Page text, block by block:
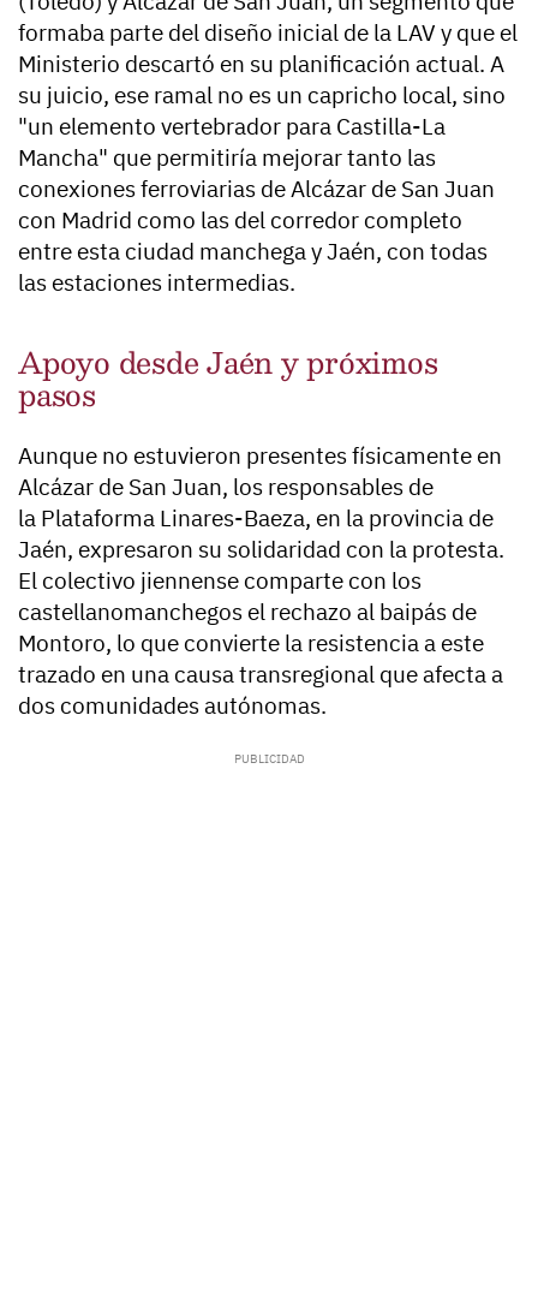
formaba parte del diseño inicial de la LAV y que el
Ministerio descartó en su planificación actual. A
su juicio, ese ramal no es un capricho local, sino
"un elemento vertebrador para Castilla-La
Mancha" que permitiría mejorar tanto las
conexiones ferroviarias de Alcázar de San Juan
con Madrid como las del corredor completo
entre esta ciudad manchega y Jaén, con todas
las estaciones intermedias.
Apoyo desde Jaén y próximos
pasos
Aunque no estuvieron presentes físicamente en
Alcázar de San Juan, los responsables de
la Plataforma Linares-Baeza, en la provincia de
Jaén, expresaron su solidaridad con la protesta.
El colectivo jiennense comparte con los
castellanomanchegos el rechazo al baipás de
Montoro, lo que convierte la resistencia a este
trazado en una causa transregional que afecta a
dos comunidades autónomas.